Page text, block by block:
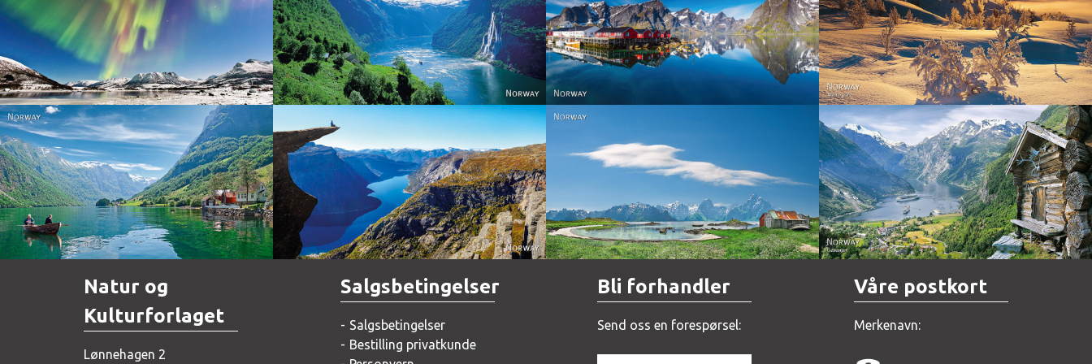
Norway Norway
Reine - Lofoten, Nord Norge. North
Norway.
Norway - Winter gold
Norway Norway Norway
Norway - Geiranger
Natur og
Kulturforlaget
Lønnehagen 2
Salgsbetingelser
Salgsbetingelser
Bestilling privatkunde
Bli forhandler
Send oss en forespørsel:
Våre postkort
Merkenavn: